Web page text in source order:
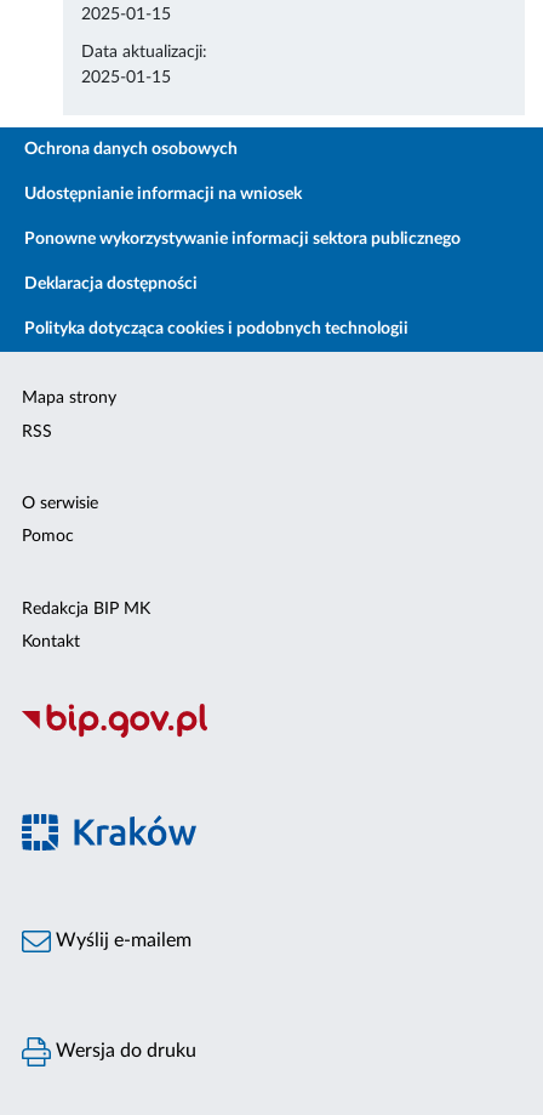
2025-01-15
Data aktualizacji:
2025-01-15
Ochrona danych osobowych
Udostępnianie informacji na wniosek
Ponowne wykorzystywanie informacji sektora publicznego
Deklaracja dostępności
Polityka dotycząca cookies i podobnych technologii
Mapa strony
RSS
O serwisie
Pomoc
Redakcja BIP MK
Kontakt
Wyślij e-mailem
Wersja do druku